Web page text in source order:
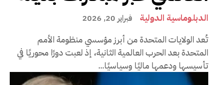
الدبلوماسية الدولية فبراير 20, 2026
تُعد الولايات المتحدة من أبرز مؤسسي منظومة الأمم
المتحدة بعد الحرب العالمية الثانية، إذ لعبت دورًا محوريًا في
تأسيسها ودعمها ماليًا وسياسيًا...